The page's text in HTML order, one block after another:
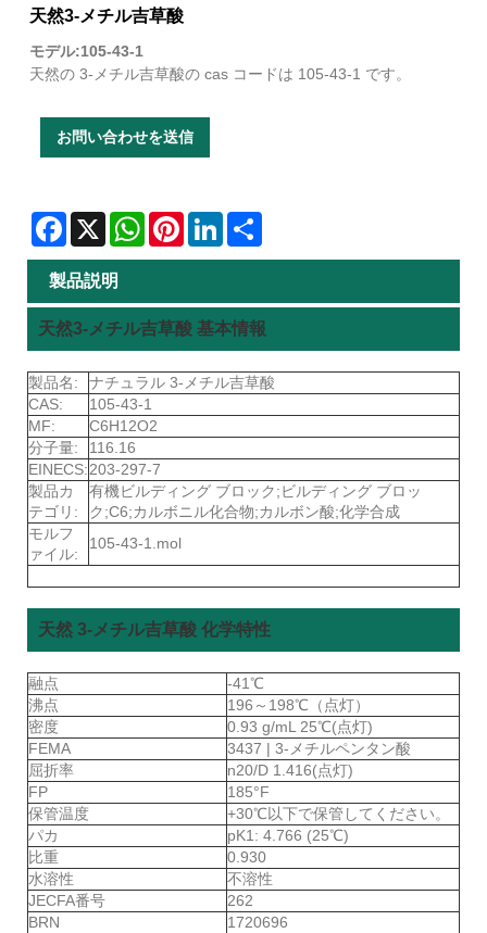
天然3-メチル吉草酸
モデル:105-43-1
天然の 3-メチル吉草酸の cas コードは 105-43-1 です。
お問い合わせを送信
Facebook
X WhatsAppPinterestLinkedIn
製品説明
天然3-メチル吉草酸 基本情報
製品名:
ナチュラル 3-メチル吉草酸
CAS:
105-43-1
MF:
C6H12O2
分子量:
116.16
EINECS:203-297-7
製品カ
テゴリ:
有機ビルディング ブロック;ビルディング ブロッ
ク;C6;カルボニル化合物;カルボン酸;化学合成
モルフ
ァイル:
105-43-1.mol
天然 3-メチル吉草酸 化学特性
融点
-41℃
沸点
196～198℃（点灯）
密度
0.93 g/mL 25℃(点灯)
FEMA
3437 | 3-メチルペンタン酸
屈折率
n20/D 1.416(点灯)
FP
185°F
保管温度
+30℃以下で保管してください。
パカ
pK1: 4.766 (25℃)
比重
0.930
水溶性
不溶性
JECFA番号
262
BRN
1720696